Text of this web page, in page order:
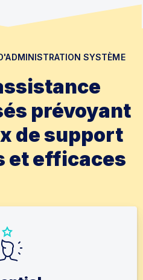
SYSTÈME
prévoyant
de support
et efficaces